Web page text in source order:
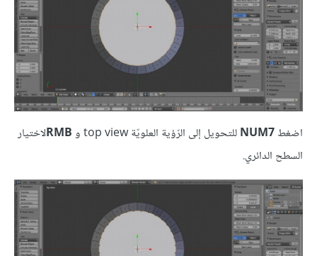
اضغطNUM7للتحويل إلى الرّؤية العلويّة top view و RMBلاختيار
السطح الدائري.